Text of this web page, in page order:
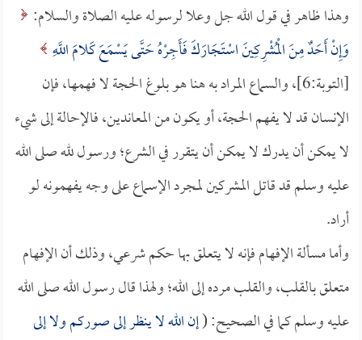
وهذا ظاهر في قول الله جل وعلا لرسوله عليه الصلاة والسلام:
وَإِنْ أَحَدٌ مِنَ الْمُشْرِكِينَ اسْتَجَارَكَ فَأَجِرْهُ حَتَّى يَسْمَعَ كَلامَ اللَّهِ
[التوبة:6]، والسماع المراد به هنا هو بلوغ الحجة لا فهمها، فإن
الإنسان قد لا يفهم الحجة، أو يكون من المعاندين، فالإحالة إلى شيء
لا يمكن أن يدرك لا يمكن أن يتقرر في الشرع؛ ورسول لله صلى الله
عليه وسلم قد قاتل المشركين لمجرد الإسماع على وجه يفهمونه لو
أراد.
وأما مسألة الإفهام فإنه لا يتعلق بها حكم شرعي، وذلك أن الإفهام
متعلق بالقلب، والقلب مرده إلى الله؛ ولهذا قال رسول الله صلى الله
عليه وسلم كما في الصحيح: (إن الله لا ينظر إلى صوركم ولا إلى